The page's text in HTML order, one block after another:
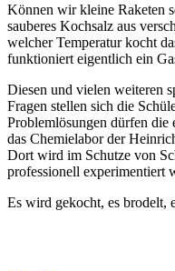
Können wir kleine Raketen
sauberes Kochsalz aus
welcher Temperatur kocht
funktioniert eigentlich ein
Diesen und vielen weiteren
Fragen stellen sich die
Problemlösungen dürfen
das Chemielabor der
Dort wird im Schutze von
professionell experimentiert
Es wird gekocht, es brodelt,